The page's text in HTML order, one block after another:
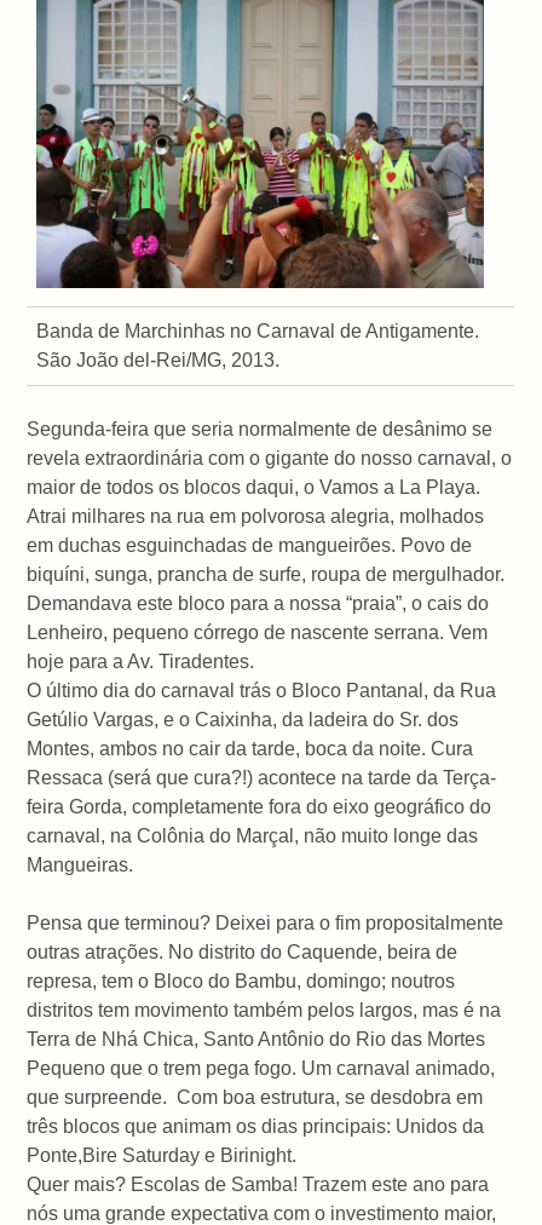
Banda de Marchinhas no Carnaval de Antigamente.
São João del-Rei/MG, 2013.
Segunda-feira que seria normalmente de desânimo se
revela extraordinária com o gigante do nosso carnaval, o
maior de todos os blocos daqui, o Vamos a La Playa.
Atrai milhares na rua em polvorosa alegria, molhados
em duchas esguinchadas de mangueirões. Povo de
biquíni, sunga, prancha de surfe, roupa de mergulhador.
Demandava este bloco para a nossa “praia”, o cais do
Lenheiro, pequeno córrego de nascente serrana. Vem
hoje para a Av. Tiradentes.
O último dia do carnaval trás o Bloco Pantanal, da Rua
Getúlio Vargas, e o Caixinha, da ladeira do Sr. dos
Montes, ambos no cair da tarde, boca da noite. Cura
Ressaca (será que cura?!) acontece na tarde da Terça-
feira Gorda, completamente fora do eixo geográfico do
carnaval, na Colônia do Marçal, não muito longe das
Mangueiras.
Pensa que terminou? Deixei para o fim propositalmente
outras atrações. No distrito do Caquende, beira de
represa, tem o Bloco do Bambu, domingo; noutros
distritos tem movimento também pelos largos, mas é na
Terra de Nhá Chica, Santo Antônio do Rio das Mortes
Pequeno que o trem pega fogo. Um carnaval animado,
que surpreende. Com boa estrutura, se desdobra em
três blocos que animam os dias principais: Unidos da
Ponte,Bire Saturday e Birinight.
Quer mais? Escolas de Samba! Trazem este ano para
nós uma grande expectativa com o investimento maior,